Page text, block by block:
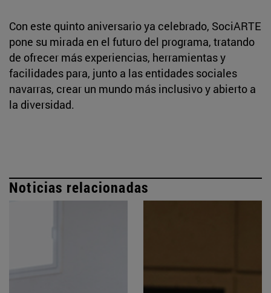
Con este quinto aniversario ya celebrado, SociARTE
pone su mirada en el futuro del programa, tratando
de ofrecer más experiencias, herramientas y
facilidades para, junto a las entidades sociales
navarras, crear un mundo más inclusivo y abierto a
la diversidad.
Noticias relacionadas